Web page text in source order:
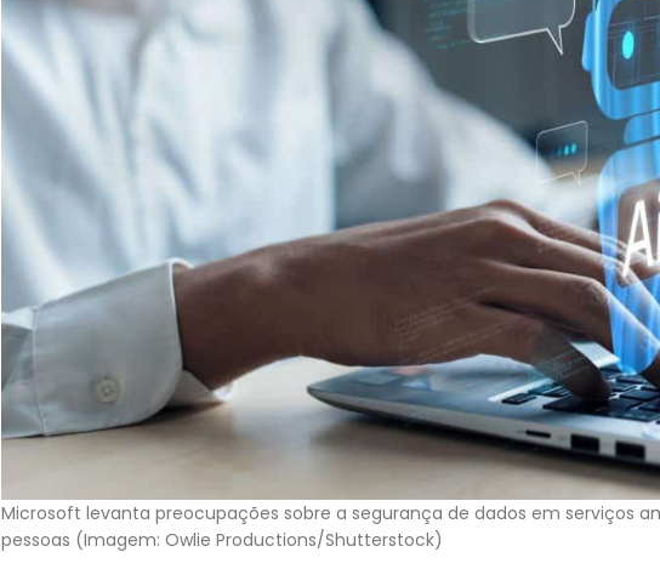
Microsoft levanta preocupações sobre a segurança de dados em serviços
pessoas (Imagem: Owlie Productions/Shutterstock)